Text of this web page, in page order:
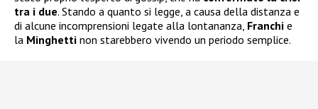
tra i due. Stando a quanto si legge, a causa della distanza e
di alcune incomprensioni legate alla lontananza, Franchi e
la Minghetti non starebbero vivendo un periodo semplice.